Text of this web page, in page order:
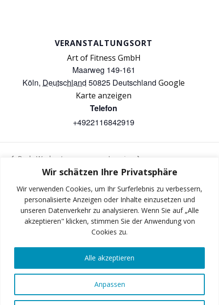
Wir schätzen Ihre Privatsphäre
Wir verwenden Cookies, um Ihr Surferlebnis zu verbessern,
personalisierte Anzeigen oder Inhalte einzusetzen und
unseren Datenverkehr zu analysieren. Wenn Sie auf „Alle
akzeptieren" klicken, stimmen Sie der Anwendung von
Cookies zu.
Anpassen
Alle akzeptieren
VERANSTALTUNGSORT
Art of Fitness GmbH
Maarweg 149-161
Köln, Deutschland 50825 Deutschland Google
Karte anzeigen
Telefon
+4922116842919
Body Workout Jumping
INSTAGRAM
FACEBOOK